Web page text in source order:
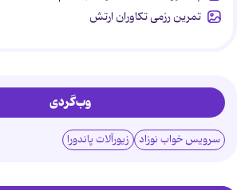
تمرین رزمی تکاوران ارتش
وب‌گردی
سرویس خواب نوزاد زیورآلات پاندورا